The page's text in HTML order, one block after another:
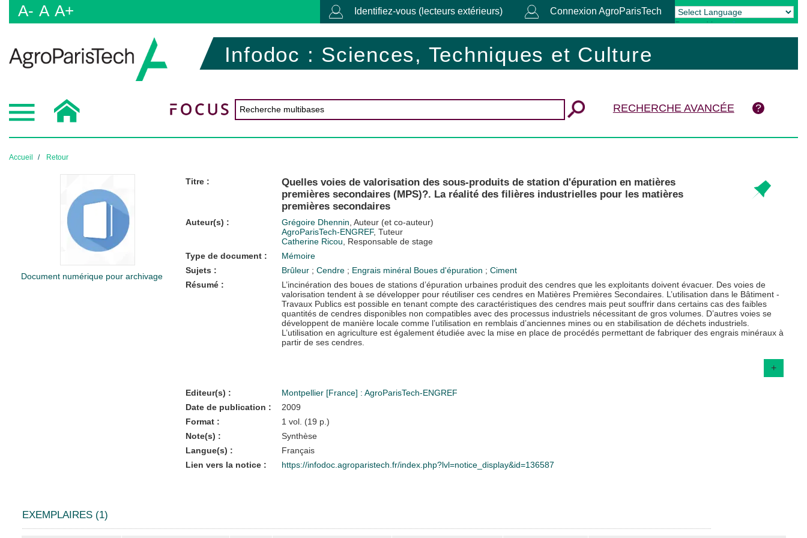
A- A A+ Identifiez-vous (lecteurs extérieurs) Connexion AgroParisTech
Powered by Translate
Infodoc : Sciences, Techniques et Culture
RECHERCHE AVANCÉE
Accueil Retour
Document numérique pour archivage
Titre :
Quelles voies de valorisation des sous-produits de station d'épuration en matières
premières secondaires (MPS)?. La réalité des filières industrielles pour les matières
premières secondaires
Auteur(s) : Grégoire Dhennin , Auteur (et co-auteur)
AgroParisTech-ENGREF, Tuteur
Catherine Ricou , Responsable de stage
Type de document :
Mémoire
Sujets :
Brûleur ; Cendre ; Engrais minéral Boues d'épuration ; Ciment
Résumé :
L’incinération des boues de stations d’épuration urbaines produit des cendres que les exploitants doivent évacuer. Des voies de
valorisation tendent à se développer pour réutiliser ces cendres en Matières Premières Secondaires. L’utilisation dans le Bâtiment -
Travaux Publics est possible en tenant compte des caractéristiques des cendres mais peut souffrir dans certains cas des faibles
quantités de cendres disponibles non compatibles avec des processus industriels nécessitant de gros volumes. D’autres voies se
développent de manière locale comme l’utilisation en remblais d’anciennes mines ou en stabilisation de déchets industriels.
L’utilisation en agriculture est également étudiée avec la mise en place de procédés permettant de fabriquer des engrais minéraux à
partir de ses cendres.
+
Editeur(s) :
Montpellier [France] : AgroParisTech-ENGREF
Date de publication :
2009
Format :
1 vol. (19 p.)
Note(s) :
Synthèse
Langue(s) :
Français
Lien vers la notice :
https://infodoc.agroparistech.fr/index.php?lvl=notice_display&id=136587
EXEMPLAIRES (1)